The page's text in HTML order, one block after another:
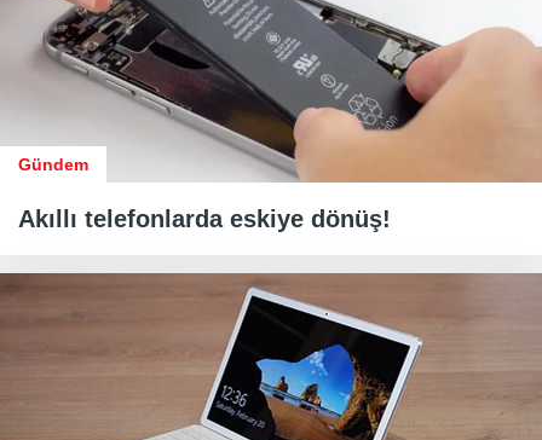
Gündem
Akıllı telefonlarda eskiye dönüş!